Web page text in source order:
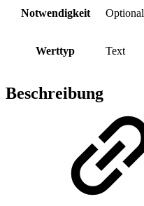
Notwendigkeit Optional
Werttyp Text
Beschreibung